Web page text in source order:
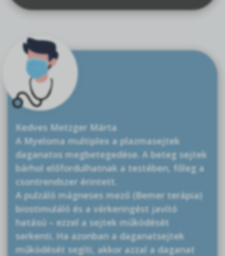
Kedves Metzger Márta
A Myeloma multiplex a plazmasejtek
daganatos megbetegedése. A beteg sejtek
bárhol előfordulhatnak a testében, főleg a
csontrendszer érintett.
A pulzáló mágneses mező (Bemer terápia)
biostimuláló és a vérkeringést javító
hatású – ezzel a sejtek működését
serkenti. Ha azonban a daganatsejtek
működését segíti, akkor azzal a daganat